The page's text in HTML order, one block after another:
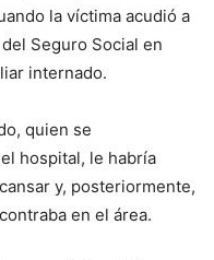
la víctima acudió a
Seguro Social en
internado.
quien se
hospital, le habría
y, posteriormente,
en el área.